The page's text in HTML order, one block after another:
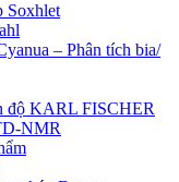
Soxhlet
– Phân tích bia/
độ KARL FISCHER
NMR